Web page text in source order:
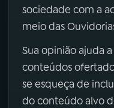
sociedade com a
meio das
Sua opinião ajuda
conteúdos
se esqueça de
do conteúdo alvo